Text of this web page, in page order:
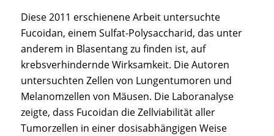
Diese 2011 erschienene Arbeit untersuchte
Fucoidan, einem Sulfat-Polysaccharid, das unter
anderem in Blasentang zu finden ist, auf
krebsverhindernde Wirksamkeit. Die Autoren
untersuchten Zellen von Lungentumoren und
Melanomzellen von Mäusen. Die Laboranalyse
zeigte, dass Fucoidan die Zellviabilität aller
Tumorzellen in einer dosisabhängigen Weise